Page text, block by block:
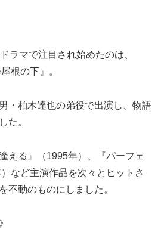
ラマで注目され始めたのは、
根の下』。
・柏木達也の弟役で出演し、物語
た。
える』（1995年）、『パーフェ
など主演作品を次々とヒットさ
不動のものにしました。